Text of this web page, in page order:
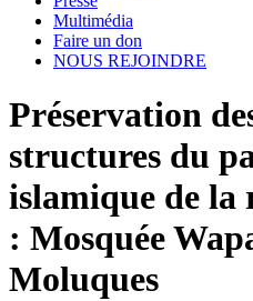
Multimédia
Faire un don
NOUS REJOINDRE
Préservation
structures du
islamique de la
: Mosquée
Moluques